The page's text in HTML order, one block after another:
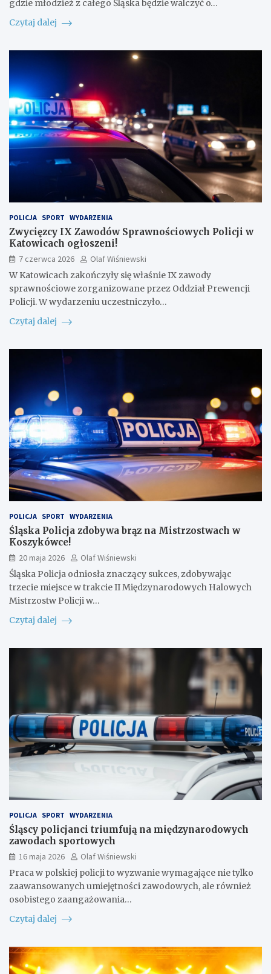
gdzie młodzież z całego Śląska będzie walczyć o…
Czytaj dalej
POLICJA SPORT WYDARZENIA
Zwycięzcy IX Zawodów Sprawnościowych Policji w
Katowicach ogłoszeni!
7 czerwca 2026
Olaf Wiśniewski
W Katowicach zakończyły się właśnie IX zawody
sprawnościowe zorganizowane przez Oddział Prewencji
Policji. W wydarzeniu uczestniczyło…
Czytaj dalej
POLICJA SPORT WYDARZENIA
Śląska Policja zdobywa brąz na Mistrzostwach w
Koszykówce!
20 maja 2026
Olaf Wiśniewski
Śląska Policja odniosła znaczący sukces, zdobywając
trzecie miejsce w trakcie II Międzynarodowych Halowych
Mistrzostw Policji w…
Czytaj dalej
POLICJA SPORT WYDARZENIA
Śląscy policjanci triumfują na międzynarodowych
zawodach sportowych
16 maja 2026
Olaf Wiśniewski
Praca w polskiej policji to wyzwanie wymagające nie tylko
zaawansowanych umiejętności zawodowych, ale również
osobistego zaangażowania…
Czytaj dalej